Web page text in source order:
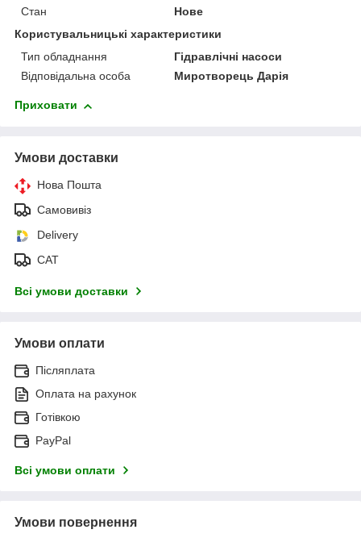
Стан
Нове
Користувальницькі характеристики
Тип обладнання
Гідравлічні насоси
Відповідальна особа
Миротворець Дарія
Приховати
Умови доставки
Нова Пошта
Самовивіз
Delivery
САТ
Всі умови доставки
Умови оплати
Післяплата
Оплата на рахунок
Готівкою
PayPal
Всі умови оплати
Умови повернення